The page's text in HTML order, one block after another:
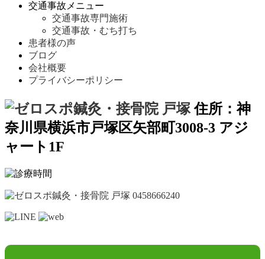
交通事故メニュー
交通事故専門施術
交通事故・むち打ち
患者様の声
ブログ
会社概要
プライバシーポリシー
住所：神
奈川県横浜市戸塚区矢部町3008-3 アジ
ャート1F